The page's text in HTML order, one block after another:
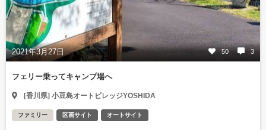
2021年3月27日 50 3
フェリー乗ってキャンプ場へ
[香川県] 小豆島オートビレッジYOSHIDA
ファミリー 区画サイト オートサイト